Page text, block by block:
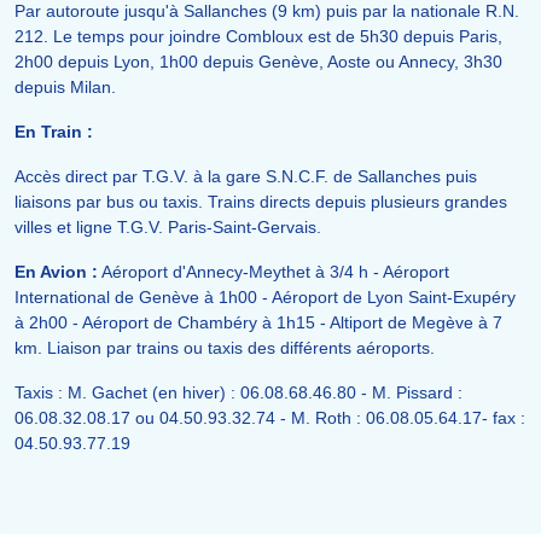
Par autoroute jusqu'à Sallanches (9 km) puis par la nationale R.N.
212. Le temps pour joindre Combloux est de 5h30 depuis Paris,
2h00 depuis Lyon, 1h00 depuis Genève, Aoste ou Annecy, 3h30
depuis Milan.
En Train :
Accès direct par T.G.V. à la gare S.N.C.F. de Sallanches puis
liaisons par bus ou taxis. Trains directs depuis plusieurs grandes
villes et ligne T.G.V. Paris-Saint-Gervais.
En Avion : Aéroport d'Annecy-Meythet à 3/4 h - Aéroport
International de Genève à 1h00 - Aéroport de Lyon Saint-Exupéry
à 2h00 - Aéroport de Chambéry à 1h15 - Altiport de Megève à 7
km. Liaison par trains ou taxis des différents aéroports.
Taxis : M. Gachet (en hiver) : 06.08.68.46.80 - M. Pissard :
06.08.32.08.17 ou 04.50.93.32.74 - M. Roth : 06.08.05.64.17- fax :
04.50.93.77.19